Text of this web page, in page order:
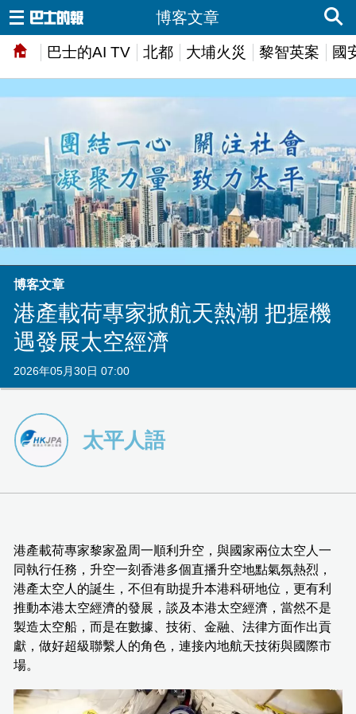
巴士的AI TV 北都 大埔火災 黎智英案 國
博客文章
博客文章
港產載荷專家掀航天熱潮 把握機
遇發展太空經濟
2026年05月30日 07:00
太平人語
港產載荷專家黎家盈周一順利升空，與國家兩位太空人一
同執行任務，升空一刻香港多個直播升空地點氣氛熱烈，
港產太空人的誕生，不但有助提升本港科研地位，更有利
推動本港太空經濟的發展，談及本港太空經濟，當然不是
製造太空船，而是在數據、技術、金融、法律方面作出貢
獻，做好超級聯繫人的角色，連接內地航天技術與國際市
場。